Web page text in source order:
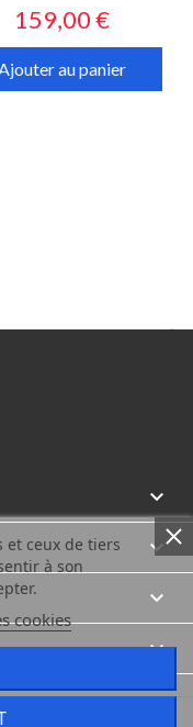
Prix
159,00 €
au panier


et ceux de tiers
à son
cookies



2026